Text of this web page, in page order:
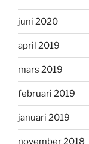
juni 2020
april 2019
mars 2019
februari 2019
januari 2019
november 2018